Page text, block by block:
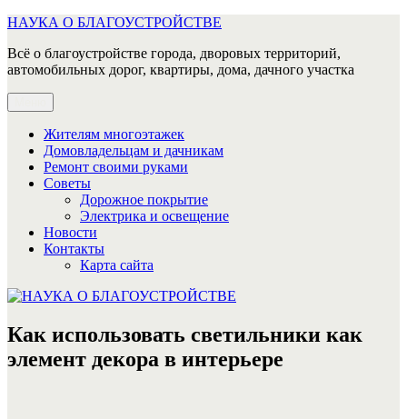
Перейти
содержимому
НАУКА О БЛАГОУСТРОЙСТВЕ
Всё о благоустройстве города, дворовых территорий,
автомобильных дорог, квартиры, дома, дачного участка
Жителям многоэтажек
Домовладельцам и дачникам
Ремонт своими руками
Советы
Дорожное покрытие
Электрика и освещение
Новости
Контакты
Карта сайта
Как использовать светильники как
элемент декора в интерьере